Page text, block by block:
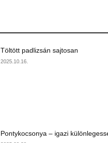
Töltött padlizsán sajtosan
2025.10.16.
Pontykocsonya – igazi